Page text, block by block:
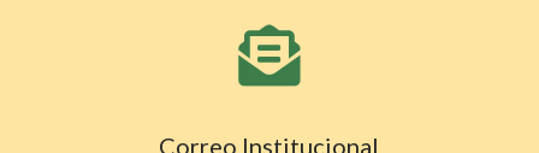

Correo Institucional